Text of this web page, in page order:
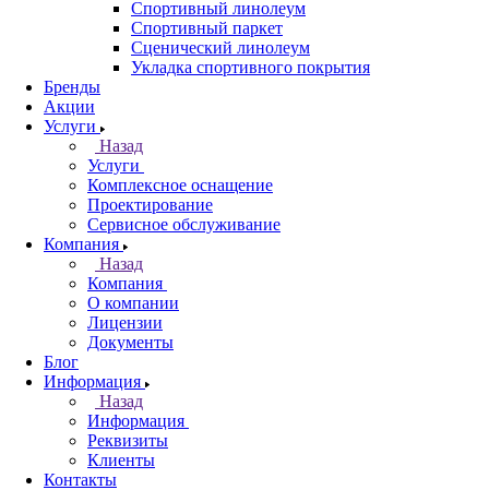
Спортивный линолеум
Спортивный паркет
Сценический линолеум
Укладка спортивного покрытия
Бренды
Акции
Услуги
Назад
Услуги
Комплексное оснащение
Проектирование
Сервисное обслуживание
Компания
Назад
Компания
О компании
Лицензии
Документы
Блог
Информация
Назад
Информация
Реквизиты
Клиенты
Контакты